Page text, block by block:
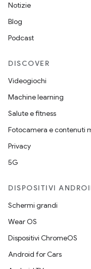
Notizie
Blog
Podcast
DISCOVER
Videogiochi
Machine learning
Salute e fitness
Fotocamera e contenuti
Privacy
5G
DISPOSITIVI
Schermi grandi
Wear OS
Dispositivi ChromeOS
Android for Cars